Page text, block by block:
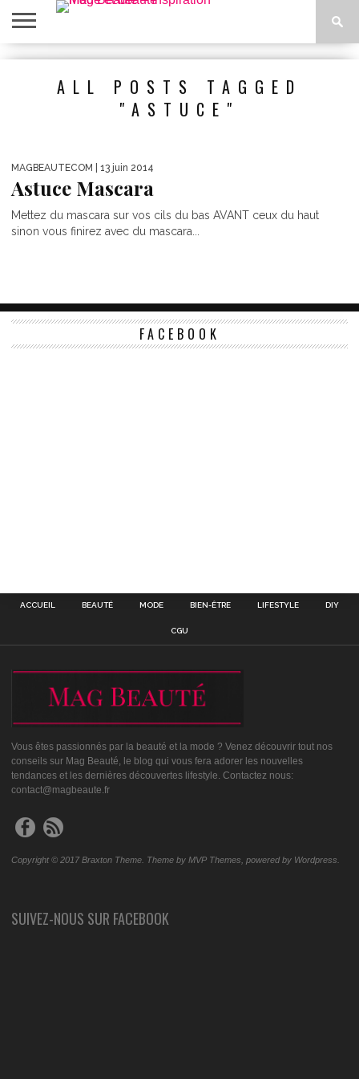
ACCUEIL
ALL POSTS TAGGED
"ASTUCE"
MAGBEAUTECOM | 13 juin 2014
Astuce Mascara
Mettez du mascara sur vos cils du bas AVANT ceux du haut
sinon vous finirez avec du mascara...
FACEBOOK
ACCUEIL BEAUTÉ MODE BIEN-ÊTRE LIFESTYLE DIY
CGU
Vous êtes passionnés par la beauté et la mode ? Venez découvrir tout nos
conseils sur Mag Beauté, le blog qui vous fera adorer les nouvelles
tendances et les dernières découvertes lifestyle. Contactez nous:
contact@magbeaute.fr
Copyright © 2017 Braxton Theme. Theme by MVP Themes, powered by Wordpress.
SUIVEZ-NOUS SUR FACEBOOK